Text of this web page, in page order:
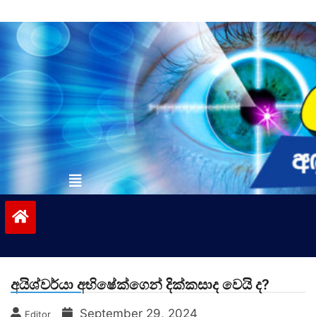
to
contentvinivida.lk
අයිශ්වර්යා අභිෂේක්ගෙන් දික්කසාද වෙයි ද?
Editor September 29, 2024